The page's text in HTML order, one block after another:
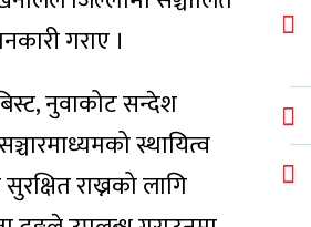
गराए ।
नुवाकोट सन्देश
स्थायित्व
राख्नको लागि